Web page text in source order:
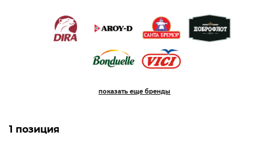
показать еще бренды
1 позиция